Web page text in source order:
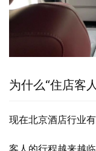
为什么“住店客
现在北京酒店行业